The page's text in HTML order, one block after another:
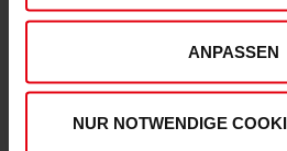
ANPASSEN
NUR NOTWENDIGE
DEINE VORTEILE IN